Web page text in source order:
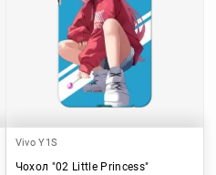
Vivo Y1S
Чохол "02 Little Princess"